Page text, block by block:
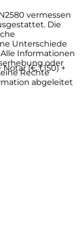
vermessen
Die
Unterschiede
Informationen
oder
Rechte
abgeleitet
(€ 1.150) +